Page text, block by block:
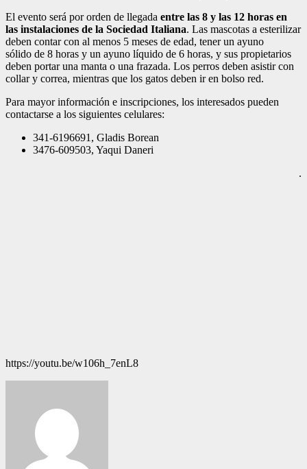
El evento será por orden de llegada entre las 8 y las 12 horas en
las instalaciones de la Sociedad Italiana. Las mascotas a esterilizar
deben contar con al menos 5 meses de edad, tener un ayuno
sólido de 8 horas y un ayuno líquido de 6 horas, y sus propietarios
deben portar una manta o una frazada. Los perros deben asistir con
collar y correa, mientras que los gatos deben ir en bolso red.
Para mayor información e inscripciones, los interesados pueden
contactarse a los siguientes celulares:
341-6196691, Gladis Borean
3476-609503, Yaqui Daneri
.
https://youtu.be/w106h_7enL8
entradas